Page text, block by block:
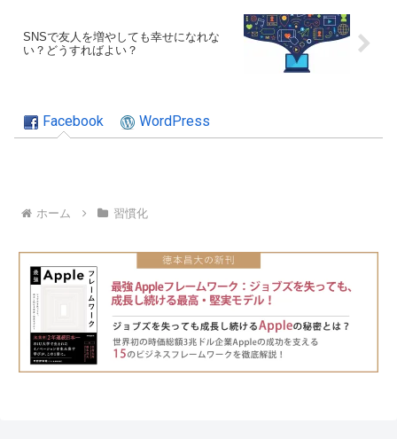
SNSで友人を増やしても幸せになれな
い？どうすればよい？
Facebook WordPress
ホーム 習慣化